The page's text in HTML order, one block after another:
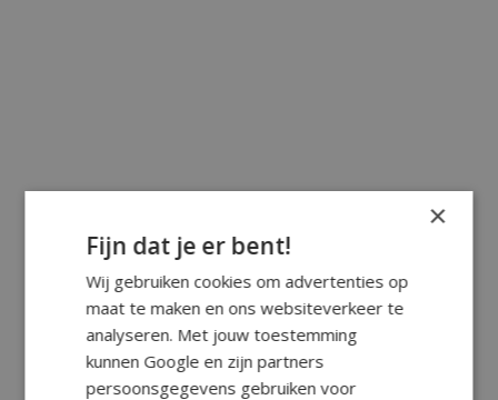
×
Fijn dat je er bent!
Wij gebruiken cookies om advertenties op
maat te maken en ons websiteverkeer te
analyseren. Met jouw toestemming
kunnen Google en zijn partners
persoonsgegevens gebruiken voor